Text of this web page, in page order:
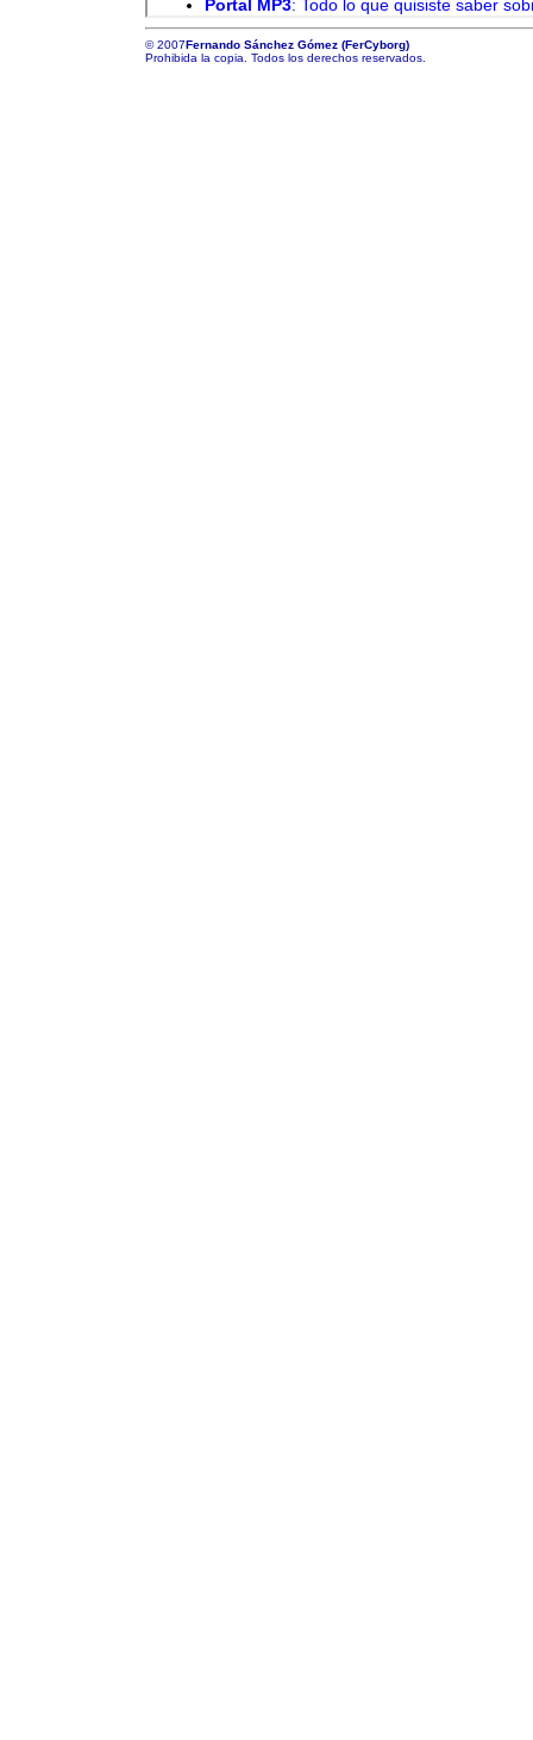
©2007Fernando Sánchez Gómez (FerCyborg)
Prohibida la copia. Todos los derechos reservados.